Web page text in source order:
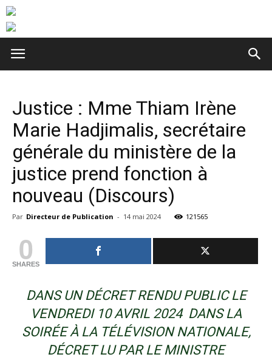
Justice : Mme Thiam Irène
Marie Hadjimalis, secrétaire
générale du ministère de la
justice prend fonction à
nouveau (Discours)
Par Directeur de Publication - 14 mai 2024 121565
0
SHARES
DANS UN DÉCRET RENDU PUBLIC LE
VENDREDI 10 AVRIL 2024 DANS LA
SOIRÉE À LA TÉLÉVISION NATIONALE,
DÉCRET LU PAR LE MINISTRE